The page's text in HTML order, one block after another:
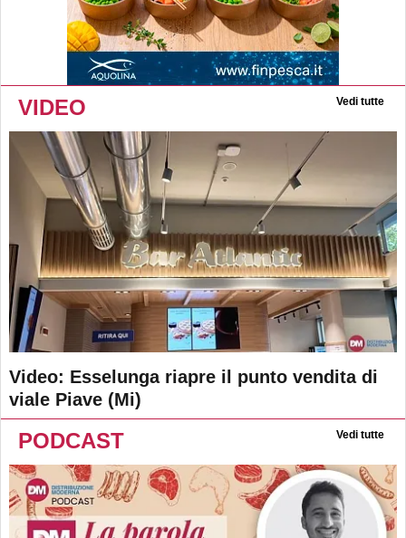
VIDEO Vedi tutte
Video: Esselunga riapre il punto vendita di
viale Piave (Mi)
PODCAST Vedi tutte